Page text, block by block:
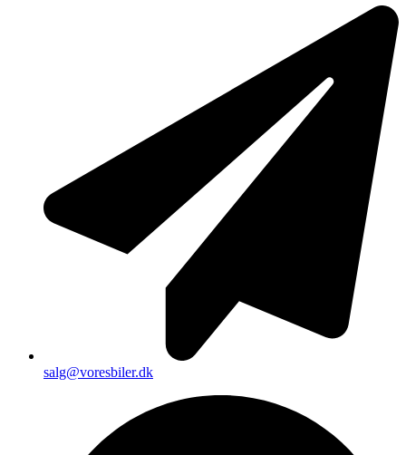
salg@voresbiler.dk